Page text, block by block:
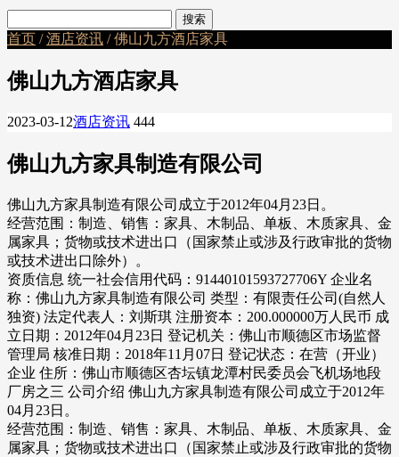
首页 /酒店资讯 / 佛山九方酒店家具
佛山九方酒店家具
2023-03-12酒店资讯 444
佛山九方家具制造有限公司
佛山九方家具制造有限公司成立于2012年04月23日。
经营范围：制造、销售：家具、木制品、单板、木质家具、金
属家具；货物或技术进出口（国家禁止或涉及行政审批的货物
或技术进出口除外）。
资质信息 统一社会信用代码：91440101593727706Y 企业名
称：佛山九方家具制造有限公司 类型：有限责任公司(自然人
独资) 法定代表人：刘斯琪 注册资本：200.000000万人民币 成
立日期：2012年04月23日 登记机关：佛山市顺德区市场监督
管理局 核准日期：2018年11月07日 登记状态：在营（开业）
企业 住所：佛山市顺德区杏坛镇龙潭村民委员会飞机场地段
厂房之三 公司介绍 佛山九方家具制造有限公司成立于2012年
04月23日。
经营范围：制造、销售：家具、木制品、单板、木质家具、金
属家具；货物或技术进出口（国家禁止或涉及行政审批的货物